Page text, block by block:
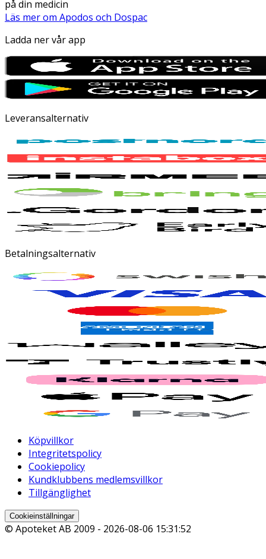
på din medicin
Läs mer om Apodos och Dospac
Ladda ner vår app
Leveransalternativ
Betalningsalternativ
Köpvillkor
Integritetspolicy
Cookiepolicy
Kundklubbens medlemsvillkor
Tillgänglighet
Cookieinställningar
© Apoteket AB 2009 - 2026-08-06 15:31:52